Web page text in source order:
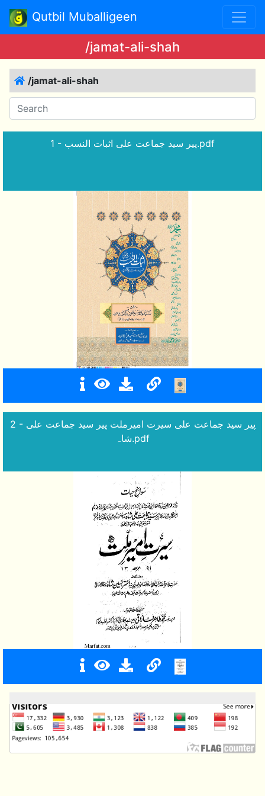
Qutbil Muballigeen
/jamat-ali-shah
/jamat-ali-shah
1 - پیر سید جماعت علی اثبات النسب.pdf
2 - پیر سید جماعت علی سیرت امیرملت پیر سید جماعت علی
شاہ.pdf